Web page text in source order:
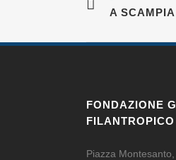
A
FONDAZIONE
FILANTROPICO
Piazza